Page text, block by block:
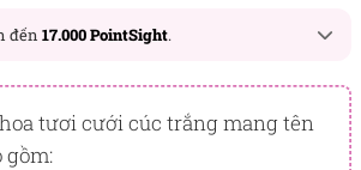
đến 17.000 PointSight.
ước tính bạn sẽ được tích lũy khi mua
tương ứng với quyền lợi hạng
tươi cưới cúc trắng mang tên
gồm: